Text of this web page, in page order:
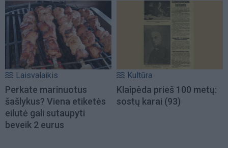
Laisvalaikis
Perkate marinuotus
šašlykus? Viena etiketės
eilutė gali sutaupyti
beveik 2 eurus
Kultūra
Klaipėda prieš 100 metų:
sostų karai (93)